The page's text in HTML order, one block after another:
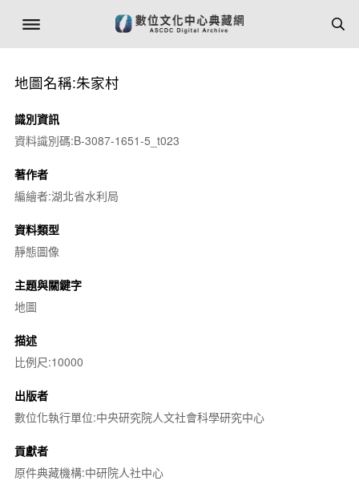
地圖名稱:朱家村
識別資訊
資料識別碼:B-3087-1651-5_t023
著作者
編繪者:湖北省水利局
資料類型
靜態圖像
主題與關鍵字
地圖
描述
比例尺:10000
出版者
數位化執行單位:中央研究院人文社會科學研究中心
貢獻者
原件典藏機構:中研院人社中心